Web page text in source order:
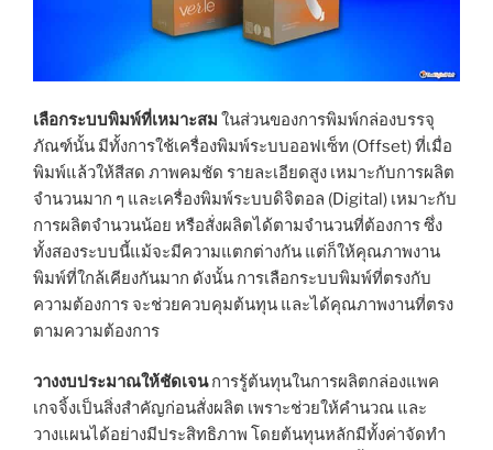
เลือกระบบพิมพ์ที่เหมาะสม ในส่วนของการพิมพ์กล่องบรรจุ
ภัณฑ์นั้น มีทั้งการใช้เครื่องพิมพ์ระบบออฟเซ็ท (Offset) ที่เมื่อ
พิมพ์แล้วให้สีสด ภาพคมชัด รายละเอียดสูง เหมาะกับการผลิต
จำนวนมาก ๆ และเครื่องพิมพ์ระบบดิจิตอล (Digital) เหมาะกับ
การผลิตจำนวนน้อย หรือสั่งผลิตได้ตามจำนวนที่ต้องการ ซึ่ง
ทั้งสองระบบนี้แม้จะมีความแตกต่างกัน แต่ก็ให้คุณภาพงาน
พิมพ์ที่ใกล้เคียงกันมาก ดังนั้น การเลือกระบบพิมพ์ที่ตรงกับ
ความต้องการ จะช่วยควบคุมต้นทุน และได้คุณภาพงานที่ตรง
ตามความต้องการ
วางงบประมาณให้ชัดเจนการรู้ต้นทุนในการผลิตกล่องแพค
เกจจิ้งเป็นสิ่งสำคัญก่อนสั่งผลิต เพราะช่วยให้คำนวณ และ
วางแผนได้อย่างมีประสิทธิภาพ โดยต้นทุนหลักมีทั้งค่าจัดทำ